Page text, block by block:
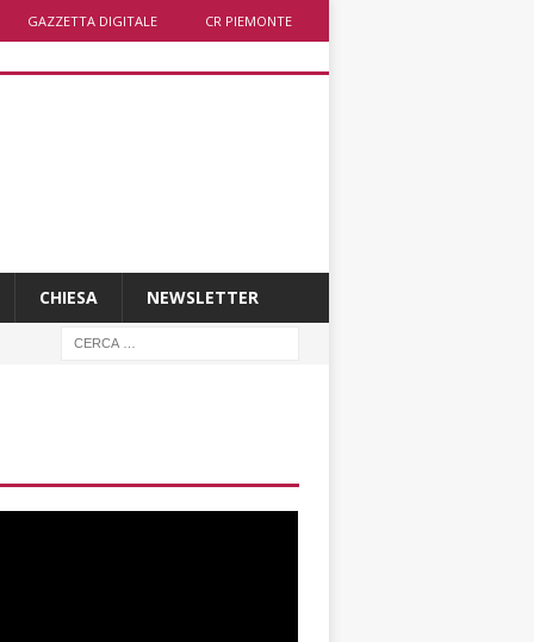
GAZZETTA DIGITALE CR PIEMONTE
CHIESA NEWSLETTER